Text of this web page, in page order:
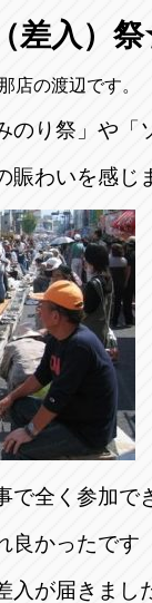
アップル
東京都世
差入）
店の渡辺です。
り祭」や「
賑わいを感じ
で全く参加で
良かったです
が届きまし